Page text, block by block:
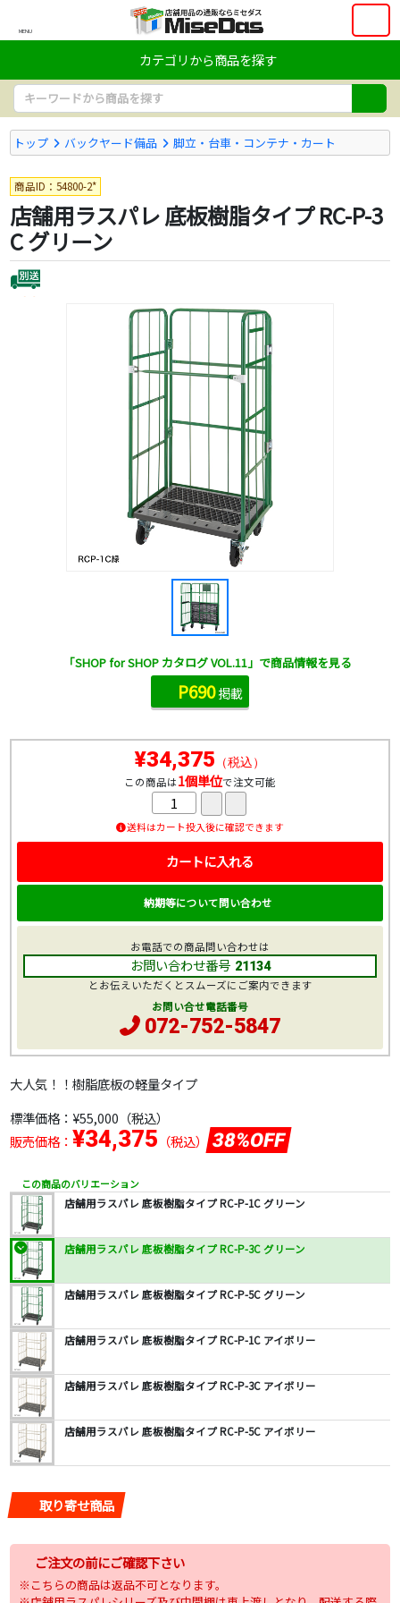
MENU
カテゴリから商品を探す
トップ バックヤード備品 脚立・台車・コンテナ・カート
商品ID：54800-2*
店舗用ラスパレ 底板樹脂タイプ RC-P-3
C グリーン
大人気！！樹脂底板の軽量タイプ
標準価格： ¥55,000 （税込）
販売価格： ¥34,375 （税込） 38%OFF
この商品のバリエーション
店舗用ラスパレ 底板樹脂タイプ RC-P-1C グリーン
店舗用ラスパレ 底板樹脂タイプ RC-P-3C グリーン
店舗用ラスパレ 底板樹脂タイプ RC-P-5C グリーン
店舗用ラスパレ 底板樹脂タイプ RC-P-1C アイボリー
店舗用ラスパレ 底板樹脂タイプ RC-P-3C アイボリー
店舗用ラスパレ 底板樹脂タイプ RC-P-5C アイボリー
取り寄せ商品
ご注文の前にご確認下さい
※こちらの商品は返品不可となります。
¥34,375 （税込）
この商品は1個単位で注文可能
送料はカート投入後に確認できます
カートに入れる
納期等について問い合わせ
お電話での商品問い合わせは
お問い合わせ番号 21134
とお伝えいただくとスムーズにご案内できます
お問い合せ電話番号
072-752-5847
「SHOP for SHOP カタログ VOL.11」で商品情報を見る
P690掲載